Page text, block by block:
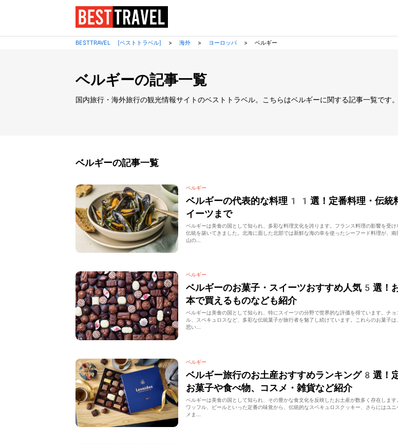
BESTTRAVEL [ベストトラベル] > 海外 > ヨーロッパ > ベルギー
ベルギーの記事一覧
国内旅行・海外旅行の観光情報サイトのベストトラベル。こちらはベルギーに関する記事一覧です
ベルギーの記事一覧
ベルギー
ベルギーの代表的な料理11選！定番料理・伝統
イーツまで
ベルギーは美食の国として知られ、多彩な料理文化を誇ります。フランス料理の影響を受
伝統を築いてきました。北海に面した北部では新鮮な海の幸を使ったシーフード料理が、南
山の...
ベルギー
ベルギーのお菓子・スイーツおすすめ人気5選！
本で買えるものなども紹介
ベルギーは美食の国として知られ、特にスイーツの分野で世界的な評価を得ています。チョ
ル、スペキュロスなど、多彩な伝統菓子が旅行者を魅了し続けています。これらのお菓子
思い...
ベルギー
ベルギー旅行のお土産おすすめランキング8選！
お菓子や食べ物、コスメ・雑貨など紹介
ベルギーは美食の国として知られ、その豊かな食文化を反映したお土産が数多く存在しま
ワッフル、ビールといった定番の味覚から、伝統的なスペキュロスクッキー、さらにはユニ
メま...